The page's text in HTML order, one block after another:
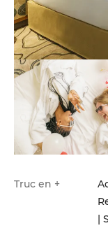
Truc en +
|